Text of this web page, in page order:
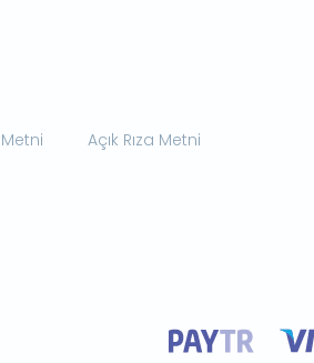
Açık Rıza Metni